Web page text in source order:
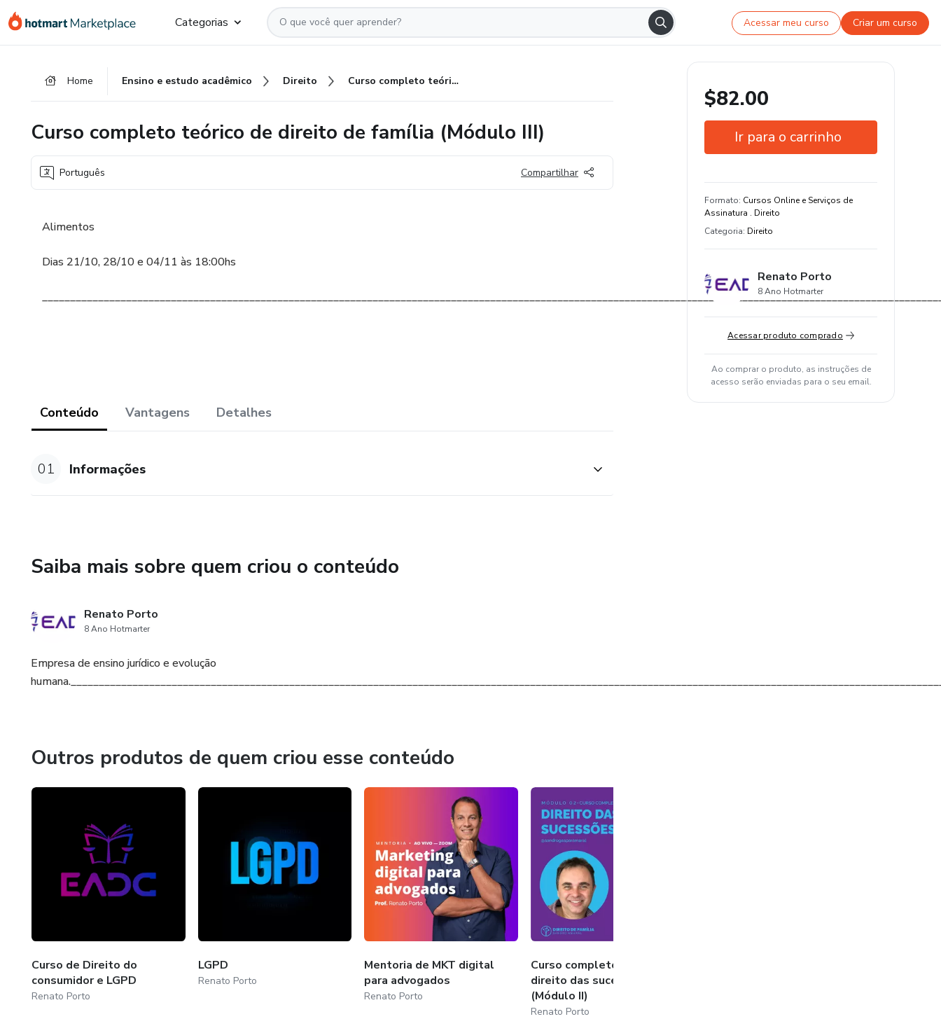
para
para
para
Categorias Acessar meu curso Criar um curso
Home Ensino e estudo acadêmico Direito Curso completo teórico de direito de família (Módulo III)
Curso completo teórico de direito de família (Módulo III)
Português Compartilhar
Alimentos
Dias 21/10, 28/10 e 04/11 às 18:00hs
Conteúdo Vantagens Detalhes
01 Informações
Saiba mais sobre quem criou o conteúdo
Renato Porto
8 Ano Hotmarter
Empresa de ensino jurídico e evolução
Outros produtos de quem criou esse conteúdo
Curso de Direito do
consumidor e LGPD
Renato Porto
LGPD
Renato Porto
Mentoria de MKT digital
para advogados
Renato Porto
Curso completo teórico de
direito das sucessões
(Módulo II)
Renato Porto
$82.00
Ir para o carrinho
Certificado de conclusão
Estude do seu jeito e em qualquer
dispositivo
Formato: Cursos Online e Serviços de
Assinatura . Direito
Categoria: Direito
Renato Porto
8 Ano Hotmarter
Acessar produto comprado
Ao comprar o produto, as instruções de
acesso serão enviadas para o seu email.